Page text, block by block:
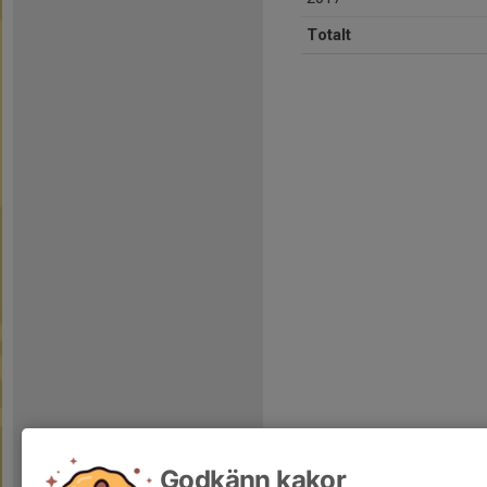
Totalt
Godkänn kakor